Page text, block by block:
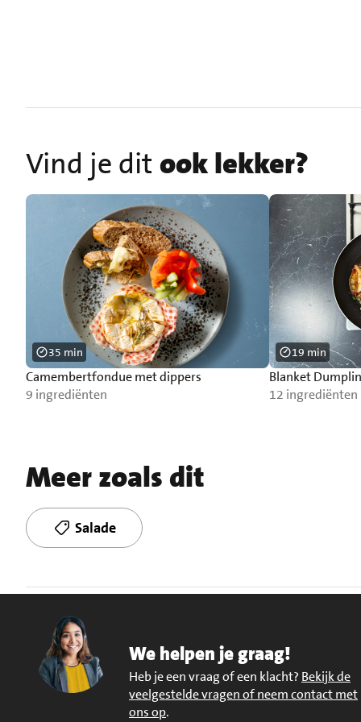
Vind je ditook lekker?
Camembertfondue met dippers
9 ingrediënten
35 min
Blanket
12 ingrediënten
19 min
Meer zoals dit
Salade
We helpen je graag!
Heb je een vraag of een klacht? Bekijk de
veelgestelde vragen of neem contact met
ons op.